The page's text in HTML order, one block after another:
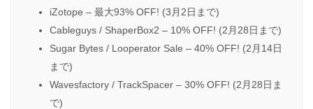
iZotope – 最大93% OFF! (3月2日まで)
Cableguys / ShaperBox2 – 10% OFF! (2月28日まで)
Sugar Bytes / Looperator Sale – 40% OFF! (2月14日
まで)
Wavesfactory / TrackSpacer – 30% OFF! (2月28日ま
で)